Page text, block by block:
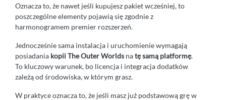
Oznacza to, że nawet jeśli kupujesz pakiet wcześniej, to
poszczególne elementy pojawią się zgodnie z
harmonogramem premier rozszerzeń.
Jednocześnie sama instalacja i uruchomienie wymagają
posiadania kopii The Outer Worlds natę samą platformę.
To kluczowy warunek, bo licencja i integracja dodatków
zależą od środowiska, w którym grasz.
W praktyce oznacza to, że jeśli masz już podstawową grę w